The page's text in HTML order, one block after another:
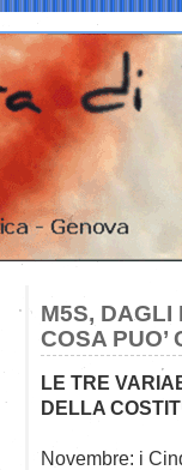
M5S, DAGLI
COSA PUO’
LE TRE
DELLA
Novembre: i